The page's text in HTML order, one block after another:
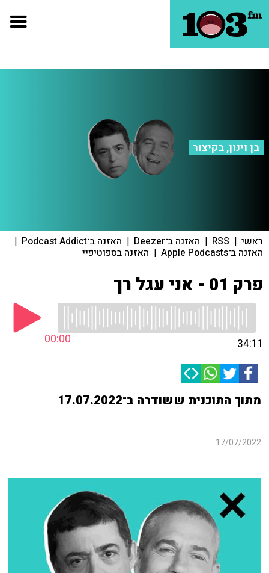
בן וינון, בקיצור
ראשי |
RSS
| האזנה ב־Deezer | האזנה ב־Podcast Addict |
האזנה ב־Apple Podcasts | האזנה בספוטיפיי
פרק 01 - אני עגל רך
00:00 34:11
מתוך התוכנית ששודרה ב־17.07.2022
17/07/2022